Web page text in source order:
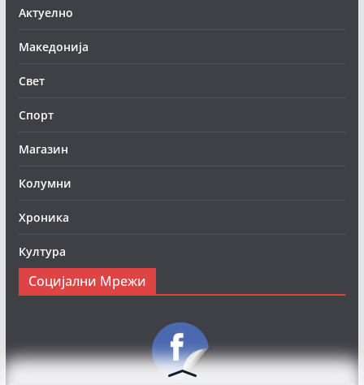
Актуелно
Македонија
Свет
Спорт
Магазин
Колумни
Хроника
Култура
Социјални Мрежи